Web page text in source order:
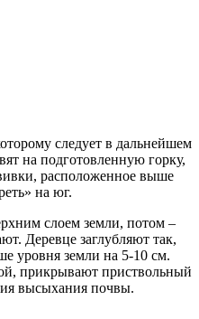
следует в дальнейшем
на подготовленную горку,
расположенное выше
на юг.
слоем земли, потом –
Деревце заглубляют так,
уровня земли на 5-10 см.
прикрывают приствольный
высыхания почвы.